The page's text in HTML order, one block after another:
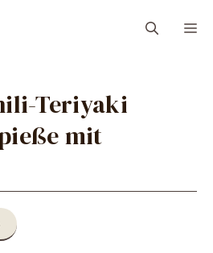
Teriyaki
mit